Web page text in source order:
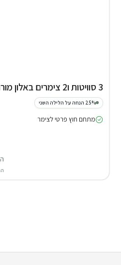
3 סוויטות ו2 צימרים באלון מורה
25% הנחה על הלילה השני
מתחם חוץ פרטי לצימר